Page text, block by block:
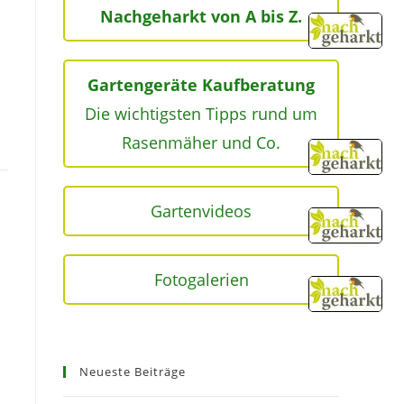
Nachgeharkt von A bis Z.
Gartengeräte Kaufberatung
Die wichtigsten Tipps rund um
Rasenmäher und Co.
Gartenvideos
Fotogalerien
Neueste Beiträge